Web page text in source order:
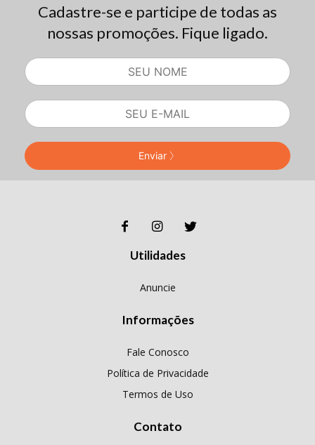
Cadastre-se e participe de todas as
nossas promoções. Fique ligado.
Enviar
Utilidades
Anuncie
Informações
Fale Conosco
Política de Privacidade
Termos de Uso
Contato